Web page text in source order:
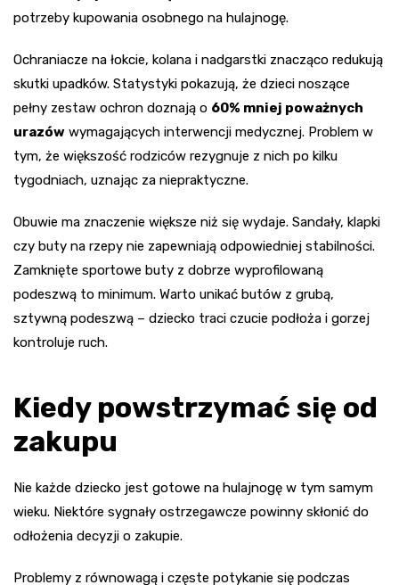
potrzeby kupowania osobnego na hulajnogę.
Ochraniacze na łokcie, kolana i nadgarstki znacząco redukują
skutki upadków. Statystyki pokazują, że dzieci noszące
pełny zestaw ochron doznają o 60% mniej poważnych
urazów wymagających interwencji medycznej. Problem w
tym, że większość rodziców rezygnuje z nich po kilku
tygodniach, uznając za niepraktyczne.
Obuwie ma znaczenie większe niż się wydaje. Sandały, klapki
czy buty na rzepy nie zapewniają odpowiedniej stabilności.
Zamknięte sportowe buty z dobrze wyprofilowaną
podeszwą to minimum. Warto unikać butów z grubą,
sztywną podeszwą – dziecko traci czucie podłoża i gorzej
kontroluje ruch.
Kiedy powstrzymać się od
zakupu
Nie każde dziecko jest gotowe na hulajnogę w tym samym
wieku. Niektóre sygnały ostrzegawcze powinny skłonić do
odłożenia decyzji o zakupie.
Problemy z równowagą i częste potykanie się podczas